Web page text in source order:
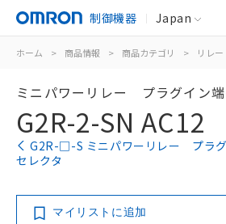
制御機器 Japan
ホーム > 商品情報 > 商品カテゴリ > リレー
ミニパワーリレー プラグイン
G2R-2-SN AC12
G2R-□-S ミニパワーリレー プラ
セレクタ
マイリストに追加